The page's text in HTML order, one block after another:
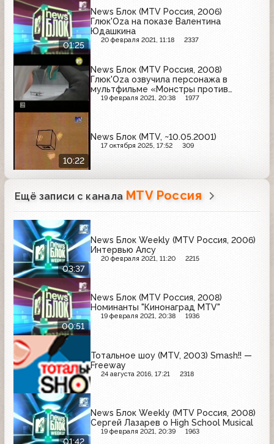
01:25
News Блок (MTV Россия, 2006)
Глюк'Oza на показе Валентина
Юдашкина
20 февраля 2021, 11:18 2337
News Блок (MTV Россия, 2008)
Глюк'Oza озвучила персонажа в
мультфильме «Монстры против
пришельцев»
19 февраля 2021, 20:38 1977
10:22
News Блок (MTV, ~10.05.2001)
17 октября 2025, 17:52 309
Ещё записи с канала MTV Россия
03:37
News Блок Weekly (MTV Россия, 2006)
Интервью Алсу
20 февраля 2021, 11:20 2215
00:51
News Блок (MTV Россия, 2008)
Номинанты "Кинонаград MTV"
19 февраля 2021, 20:38 1936
Тотальное шоу (MTV, 2003) Smash!! —
Freeway
24 августа 2016, 17:21 2318
01:42
News Блок Weekly (MTV Россия, 2008)
Сергей Лазарев о High School Musical
19 февраля 2021, 20:39 1963